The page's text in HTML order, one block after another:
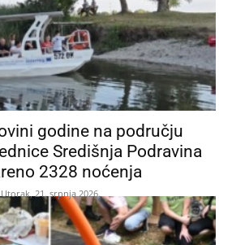
godine na području
Središnja Podravina
2328 noćenja
Utorak, 21. srpnja 2026.